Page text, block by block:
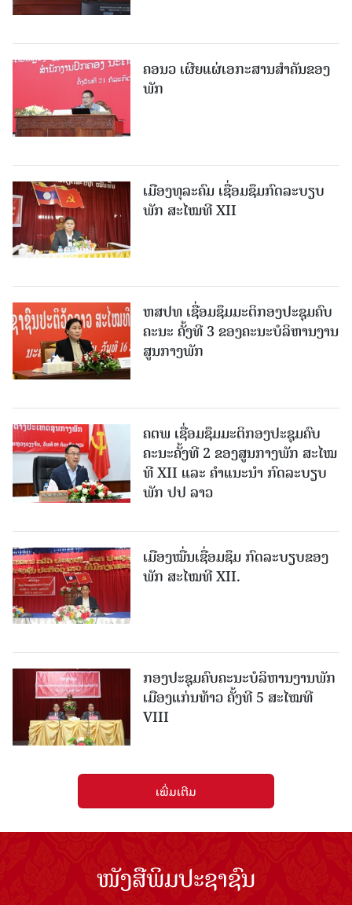
ຄອນວ ເຜີຍແຜ່ເອກະສານສໍາຄັນຂອງ
ພັກ
ເມືອງທຸລະຄົມ ເຊື່ອມຊຶມກົດລະບຽບ
ພັກ ສະໄໝທີ XII
ຫສປທ ເຊື່ອມຊຶມມະຕິກອງປະຊຸມຄົບ
ຄະນະ ຄັ້ງທີ 3 ຂອງຄະນະບໍລິຫານງານ
ສູນກາງພັກ
ຄຕພ ເຊື່ອມຊຶມມະຕິກອງປະຊຸມຄົບ
ຄະນະຄັ້ງທີ 2 ຂອງສູນກາງພັກ ສະໄໝ
ທີ XII ແລະ ຄໍາແນະນໍາ ກົດລະບຽບ
ພັກ ປປ ລາວ
ເມືອງ​ໝື່ນເຊື່ອມຊຶມ ກົດລະບຽບຂອງ
ພັກ ສະໄໝທີ XII.
ກອງປະຊຸມຄົບຄະນະບໍລິຫານງານພັກ
ເມືອງແກ່ນ​ທ້າວ ຄັ້ງທີ 5 ສະໄໝທີ
VIII
ເພີ່ມເຕີມ
ໜັງສືພິມປະຊາຊົນ